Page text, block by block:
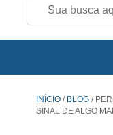
INÍCIO / BLOG /
SINAL DE ALGO